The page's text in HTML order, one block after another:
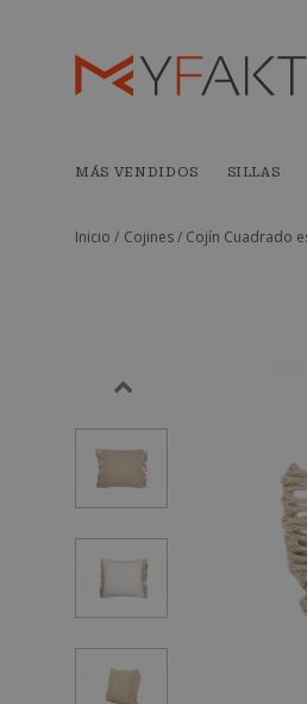
MÁS VENDIDOS SILLAS
Inicio / Cojines / Cojín Cuadrado